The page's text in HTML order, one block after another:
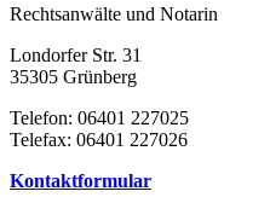
Rechtsanwälte und Notarin
Londorfer Str. 31
35305 Grünberg
Telefon: 06401 227025
Telefax: 06401 227026
Kontaktformular